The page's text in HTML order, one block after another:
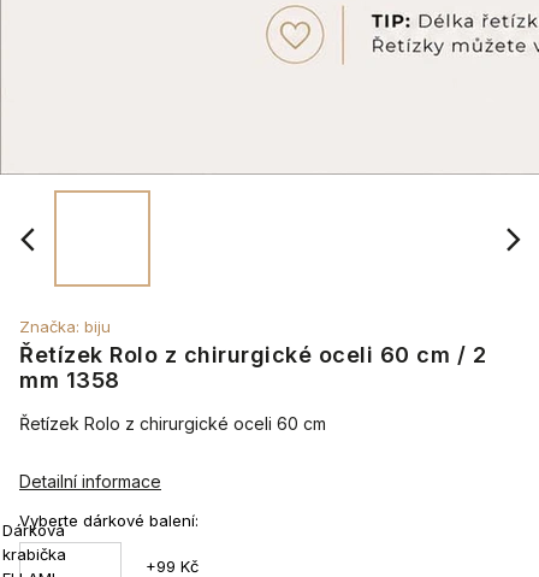
Řetízek Rolo z chirurgické oceli 60 cm / 2
mm 1358
Značka: biju
Vyberte dárkové balení:
Dárková
krabička
+99 Kč
Řetízek Rolo z chirurgické oceli 60 cm
Detailní informace